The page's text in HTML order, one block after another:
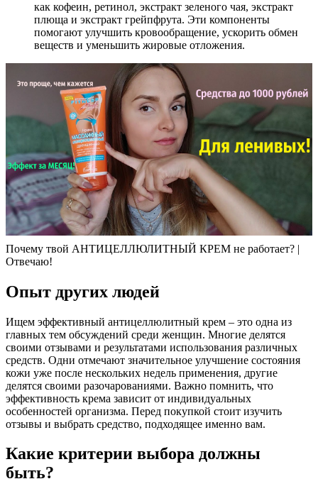
как кофеин, ретинол, экстракт зеленого чая, экстракт
плюща и экстракт грейпфрута. Эти компоненты
помогают улучшить кровообращение, ускорить обмен
веществ и уменьшить жировые отложения.
Почему твой АНТИЦЕЛЛЮЛИТНЫЙ КРЕМ не работает? |
Отвечаю!
Опыт других людей
Ищем эффективный антицеллюлитный крем – это одна из
главных тем обсуждений среди женщин. Многие делятся
своими отзывами и результатами использования различных
средств. Одни отмечают значительное улучшение состояния
кожи уже после нескольких недель применения, другие
делятся своими разочарованиями. Важно помнить, что
эффективность крема зависит от индивидуальных
особенностей организма. Перед покупкой стоит изучить
отзывы и выбрать средство, подходящее именно вам.
Какие критерии выбора должны
быть?